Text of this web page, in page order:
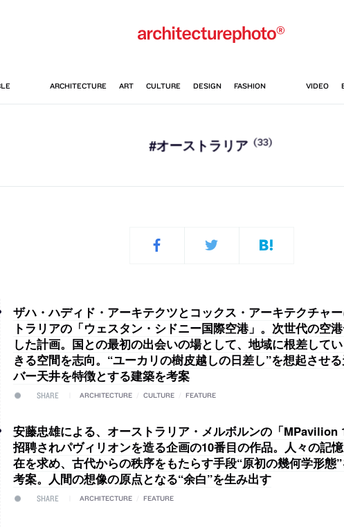
#オーストラリア (33)
ザハ・ハディド・アーキテクツとコックス・アーキテクチャ
トラリアの「ウェスタン・シドニー国際空港」。次世代の空
した計画。国との最初の出会いの場として、地域に根差して
きる空間を志向。“ユーカリの樹皮越しの日差し”を想起させ
バー天井を特徴とする建築を考案
SHARE ARCHITECTURE CULTURE FEATURE
安藤忠雄による、オーストラリア・メルボルンの「MPavilion
招聘されパヴィリオンを造る企画の10番目の作品。人々の記
在を求め、古代からの秩序をもたらす手段“原初の幾何学形態
考案。人間の想像の原点となる“余白”を生み出す
SHARE ARCHITECTURE FEATURE